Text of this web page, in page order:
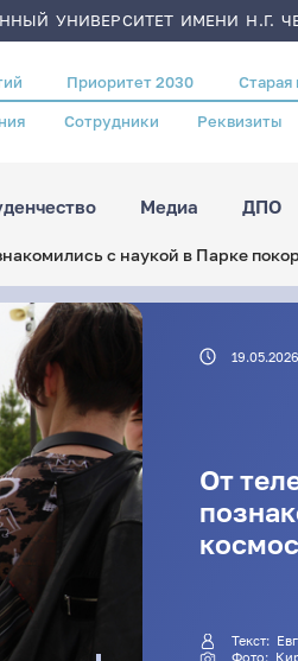
УНИВЕРСИТЕТ ИМЕНИ Н.Г.
Приоритет 2030 Старая
Сотрудники Реквизиты
Медиа ДПО
с наукой в Парке
От
Текст: